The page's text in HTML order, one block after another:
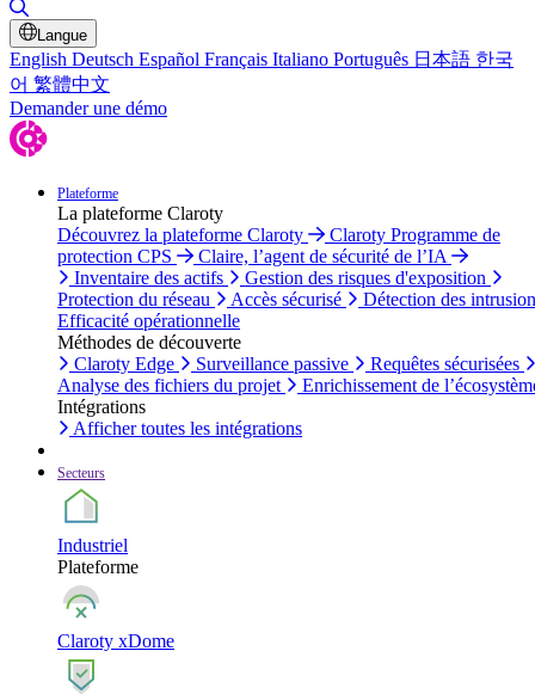
Langue
English Deutsch Español Français Italiano Português 日本語 한국
어 繁體中文
Demander une démo
Plateforme
La plateforme Claroty
Découvrez la plateforme Claroty
Claroty Programme de
protection CPS
Claire, l’agent de sécurité de l’IA
Inventaire des actifs
Gestion des risques d'exposition
Protection du réseau
Accès sécurisé
Détection des
Efficacité opérationnelle
Méthodes de découverte
Claroty Edge
Surveillance passive
Requêtes sécurisées
Analyse des fichiers du projet
Enrichissement de
Intégrations
Afficher toutes les intégrations
Secteurs
Industriel
Plateforme
Claroty xDome